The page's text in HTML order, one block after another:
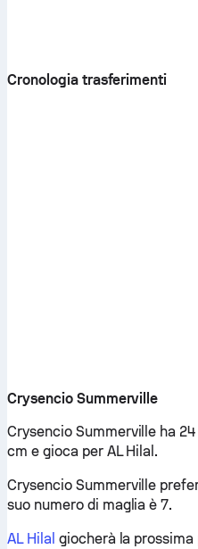
Cronologia trasferimenti
Crysencio Summerville
Crysencio Summerville ha
cm e gioca per AL Hilal.
Crysencio Summerville
suo numero di maglia è 7.
AL Hilal giocherà la